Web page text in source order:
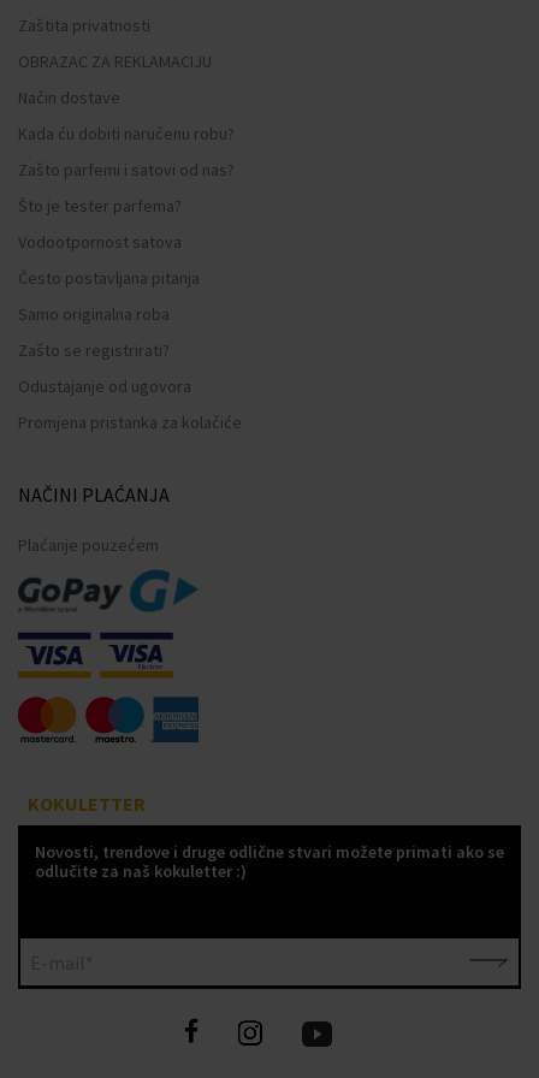
Zaštita privatnosti
OBRAZAC ZA REKLAMACIJU
Način dostave
Kada ću dobiti naručenu robu?
Zašto parfemi i satovi od nas?
Što je tester parfema?
Vodootpornost satova
Često postavljana pitanja
Samo originalna roba
Zašto se registrirati?
Odustajanje od ugovora
Promjena pristanka za kolačiće
NAČINI PLAĆANJA
Plaćanje pouzećem
KOKULETTER
Novosti, trendove i druge odlične stvari možete primati ako se
odlučite za naš kokuletter :)